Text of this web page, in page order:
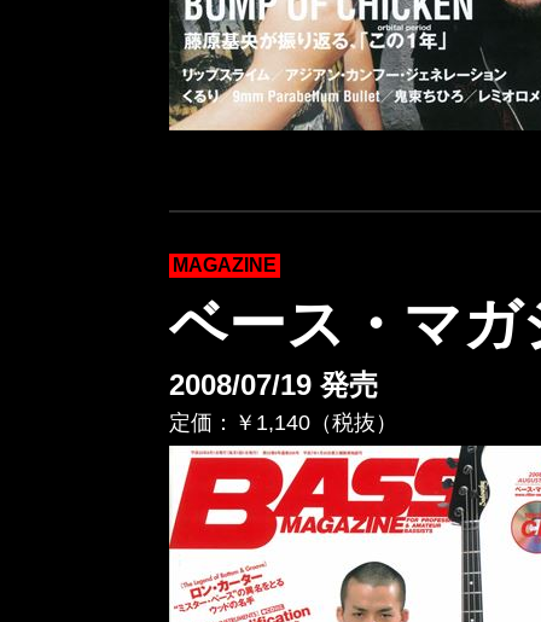
MAGAZINE
ベース・マガ
2008/07/19 発売
定価：￥1,140（税抜）